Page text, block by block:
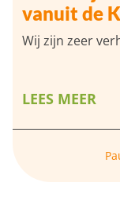
vanuit de
Wij zijn zeer
LEES MEER